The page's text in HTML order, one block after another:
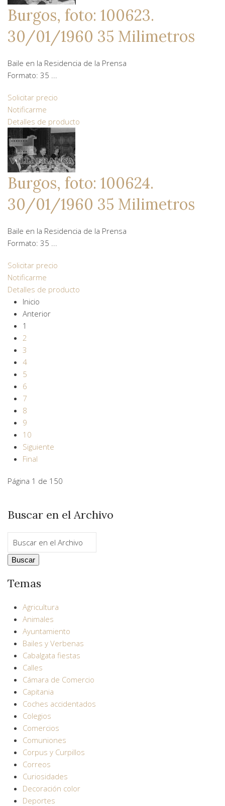
Burgos, foto: 100623.
30/01/1960 35 Milimetros
Baile en la Residencia de la Prensa
Formato: 35 ...
Solicitar precio
Notificarme
Detalles de producto
Burgos, foto: 100624.
30/01/1960 35 Milimetros
Baile en la Residencia de la Prensa
Formato: 35 ...
Solicitar precio
Notificarme
Detalles de producto
Inicio
Anterior
1
2
3
4
5
6
7
8
9
10
Siguiente
Final
Página 1 de 150
Buscar en el Archivo
Temas
Agricultura
Animales
Ayuntamiento
Bailes y Verbenas
Cabalgata fiestas
Calles
Cámara de Comercio
Capitania
Coches accidentados
Colegios
Comercios
Comuniones
Corpus y Curpillos
Correos
Curiosidades
Decoración color
Deportes